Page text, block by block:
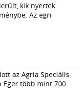
kik nyertek
Az egri
az Agria Speciális
Eger több mint 700